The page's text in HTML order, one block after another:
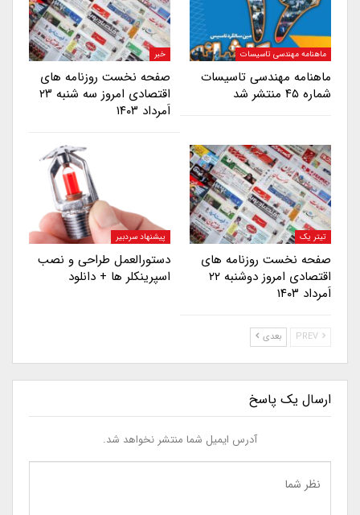
ماهنامه مهندسی تاسیسات
ماهنامه مهندسی تاسیسات
شماره ۴۵ منتشر شد
خبر
صفحه نخست روزنامه های
اقتصادی امروز سه شنبه ۲۳
اَمرداد ۱۴۰۳
تیتر یک
صفحه نخست روزنامه های
اقتصادی امروز دوشنبه ۲۲
اَمرداد ۱۴۰۳
پیشنهاد سردبیر
دستورالعمل طراحی و نصب
اسپرینکلر ها + دانلود
بعدی
ارسال یک پاسخ
آدرس ایمیل شما منتشر نخواهد شد.